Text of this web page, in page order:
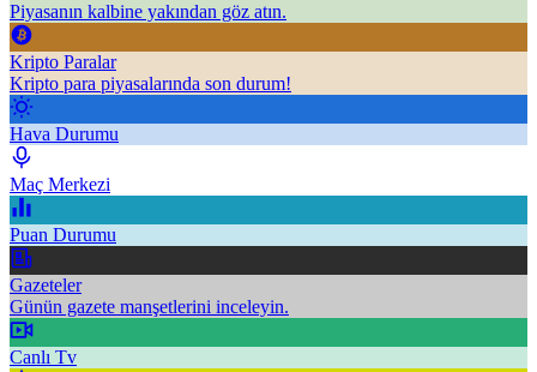
Piyasanın kalbine yakından göz atın.
Kripto Paralar
Kripto para piyasalarında son durum!
Hava Durumu
Maç Merkezi
Puan Durumu
Gazeteler
Günün gazete manşetlerini inceleyin.
Canlı Tv